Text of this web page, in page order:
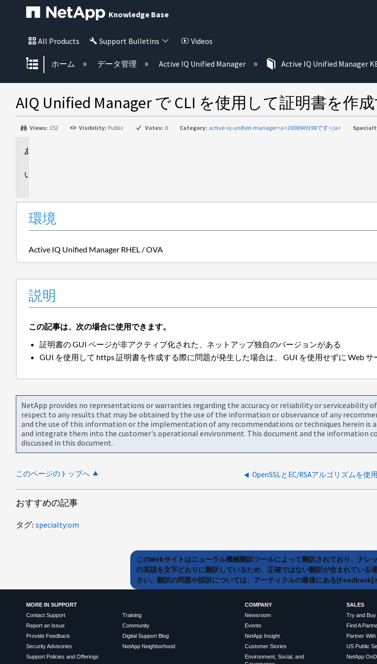
Knowledge Base
All Products Support Bulletins Videos
グローバル階層を展開/折りたたむ
ホーム データ管理 Active IQ Unified Manager Active IQ Unified Manager
AIQ Unified Manager で CLI を使用して証明書を作
Views: 152 Visibility: Public Votes: 0 Category: active-iq-unified-manager<a>2008949198です</a>
環境
Active IQ Unified Manager RHEL / OVA
説明
この記事は、次の場合に使用できます。
証明書の GUI ページが非アクティブ化された、ネットアップ独自のバージョンがある
GUI を使用して https 証明書を作成する際に問題が発生した場合は、 GUI を使用せずに Web
NetApp provides no representations or warranties regarding the accuracy or reliability or
respect to any results that may be obtained by the use of the information or observance of any
and the use of this information or the implementation of any recommendations or techniques herein is
and integrate them into the customer's operational environment. This document and the information
discussed in this document.
このページのトップへ
おすすめの記事
タグ specialty:om
このWebサイトはニューラル機械翻訳ツールによって翻訳されており、ナ
の英語を文字どおりに翻訳しているため、正確ではない翻訳が含まれてい
さい。翻訳の問題や誤訳については、アーティクルの最後にある[Feedback]
MORE IN SUPPORT
Contact Support
Report an Issue
Provide Feedback
Security Advisories
Support Policies and Offerings
Training
Community
Digital Support Blog
NetApp Neighborhood
COMPANY
Newsroom
Events
NetApp Insight
Customer Stories
Environment, Social, and
SALES
Try and Buy
Find A
Partner
US Public
NetApp